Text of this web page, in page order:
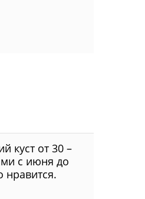
куст от 30 –
с июня до
нравится.